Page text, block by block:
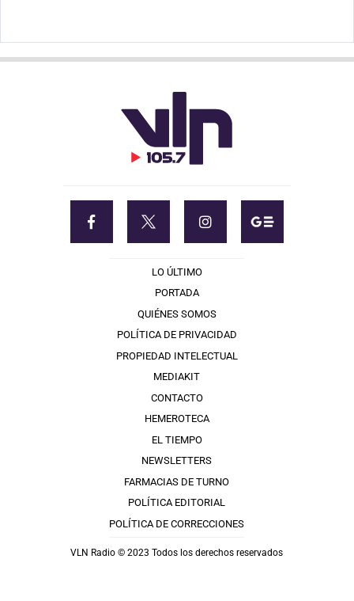
LO ÚLTIMO
PORTADA
QUIÉNES SOMOS
POLÍTICA DE PRIVACIDAD
PROPIEDAD INTELECTUAL
MEDIAKIT
CONTACTO
HEMEROTECA
EL TIEMPO
NEWSLETTERS
FARMACIAS DE TURNO
POLÍTICA EDITORIAL
POLÍTICA DE CORRECCIONES
VLN Radio © 2023 Todos los derechos reservados